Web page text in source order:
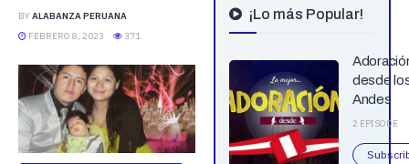
BY ALABANZA PERUANA
FEBRERO 8, 2023
371
¡Lo más Popular!
desde
Andes
2 EPISODE